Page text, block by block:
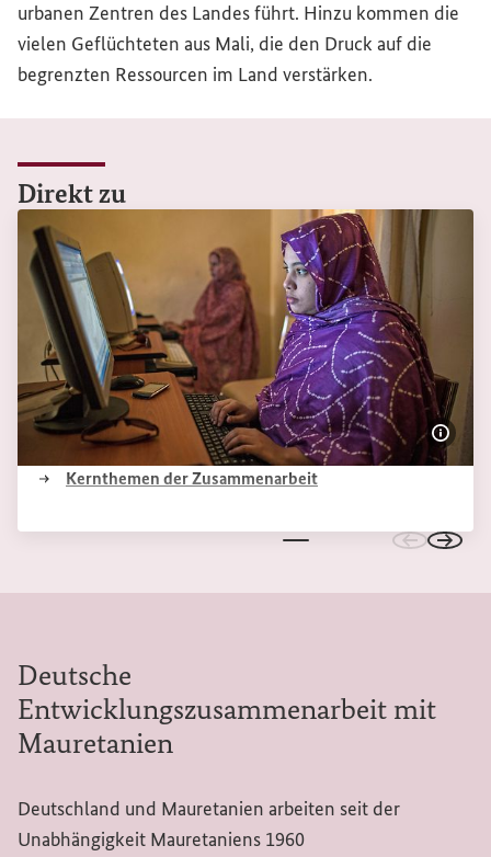
urbanen Zentren des Landes führt. Hinzu kommen die
vielen Geflüchteten aus Mali, die den Druck auf die
begrenzten Ressourcen im Land verstärken.
Direkt zu
Kernthemen der Zusammenarbeit(Externer Link)
Zu den
Zu
Deutsche
Entwicklungszusammenarbeit mit
Mauretanien
Deutschland und Mauretanien arbeiten seit der
Unabhängigkeit Mauretaniens 1960